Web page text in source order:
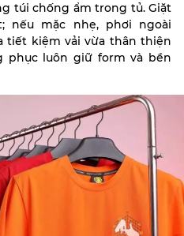
túi chống ẩm trong tủ. Giặt
nếu mặc nhẹ, phơi ngoài
tiết kiệm vải vừa thân thiện
phục luôn giữ form và bền